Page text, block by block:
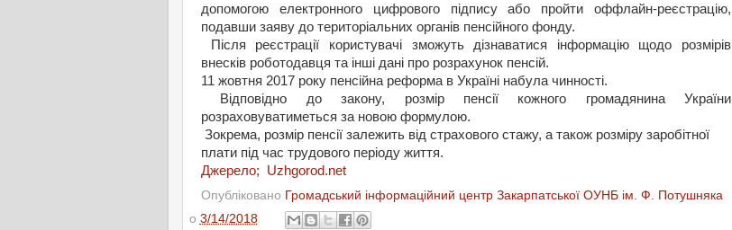
допомогою електронного цифрового підпису або пройти оффлайн-реєстрацію,
подавши заяву до територіальних органів пенсійного фонду.
Після реєстрації користувачі зможуть дізнаватися інформацію щодо розмірів
внесків роботодавця та інші дані про розрахунок пенсій.
11 жовтня 2017 року пенсійна реформа в Україні набула чинності.
Відповідно до закону, розмір пенсії кожного громадянина України
розраховуватиметься за новою формулою.
Зокрема, розмір пенсії залежить від страхового стажу, а також розміру заробітної
плати під час трудового періоду життя.
Джерело; Uzhgorod.net
Опубліковано Громадський інформаційний центр Закарпатської ОУНБ ім. Ф. Потушняка
о 3/14/2018